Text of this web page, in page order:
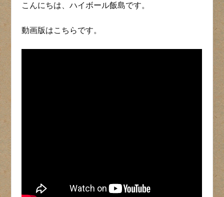
こんにちは、ハイボール飯島です。
動画版はこちらです。